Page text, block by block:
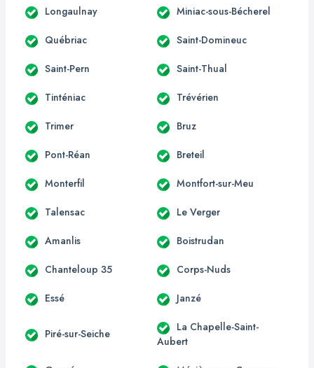
Longaulnay Miniac-sous-Bécherel
Québriac Saint-Domineuc
Saint-Pern Saint-Thual
Tinténiac Trévérien
Trimer Bruz
Pont-Réan Breteil
Monterfil Montfort-sur-Meu
Talensac Le Verger
Amanlis Boistrudan
Chanteloup 35 Corps-Nuds
Essé Janzé
Piré-sur-Seiche
La Chapelle-Saint-
Aubert